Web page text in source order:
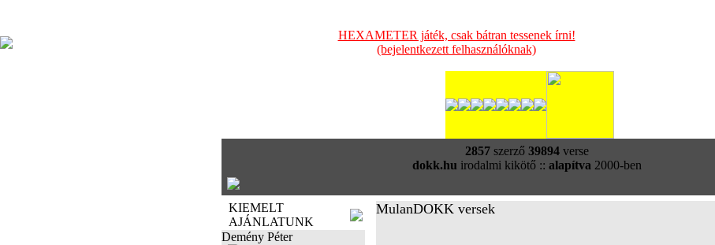
HEXAMETER játék, csak bátran tessenek írni!
(bejelentkezett felhasználóknak)
2857szerző 39894verse
dokk.hu irodalmi kikötő :: alapítva 2000-ben
KIEMELT
AJÁNLATUNK
Demény Péter
MulanDOKK versek